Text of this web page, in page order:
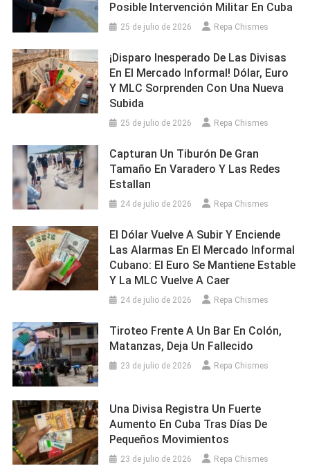
Posible Intervención Militar En Cuba
25 de julio de 2026 Repa Chismes
¡Disparo Inesperado De Las Divisas
En El Mercado Informal! Dólar, Euro
Y MLC Sorprenden Con Una Nueva
Subida
25 de julio de 2026 Repa Chismes
Capturan Un Tiburón De Gran
Tamaño En Varadero Y Las Redes
Estallan
24 de julio de 2026 Repa Chismes
El Dólar Vuelve A Subir Y Enciende
Las Alarmas En El Mercado Informal
Cubano: El Euro Se Mantiene Estable
Y La MLC Vuelve A Caer
24 de julio de 2026 Repa Chismes
Tiroteo Frente A Un Bar En Colón,
Matanzas, Deja Un Fallecido
23 de julio de 2026 Repa Chismes
Una Divisa Registra Un Fuerte
Aumento En Cuba Tras Días De
Pequeños Movimientos
23 de julio de 2026 Repa Chismes